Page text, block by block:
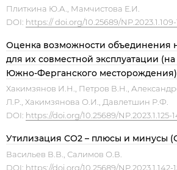
Плиткина Ю.А., Мамчистова Е.И.
DOI: https:// doi.org/10.25689/NP.2023.1.109-
Оценка возможности объединения
для их совместной эксплуатации
Южно-Ферганского месторождения)
Хакимзянов И.Н., Петров В.Н.,
Л.Р., Хакимзянова О.И., Давлетшин Р.Ф.
DOI: https://doi.org/10.25689/NP.2023.1.125-
Утилизация СО2 – плюсы и минусы
Васильев В.В., Салимов О.В.
DOI: https://doi.org/10.25689/NP.2023.1.142-